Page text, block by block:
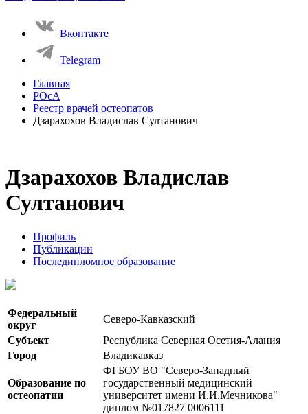
Вконтакте
Telegram
Главная
РОсА
Реестр врачей остеопатов
Дзарахохов Владислав Султанович
Дзарахохов Владислав
Султанович
Профиль
Публикации
Последипломное образование
Федеральный
округ
Северо-Кавказский
Субъект
Республика Северная Осетия-Алания
Город
Владикавказ
Образование по
остеопатии
ФГБОУ ВО "Северо-Западный
государственный медицинский
университет имени И.И.Мечникова"
диплом №017827 0006111